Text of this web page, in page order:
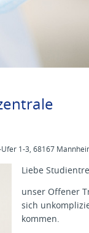
1-3, 68167
Liebe
unser Offener
sich
kommen.